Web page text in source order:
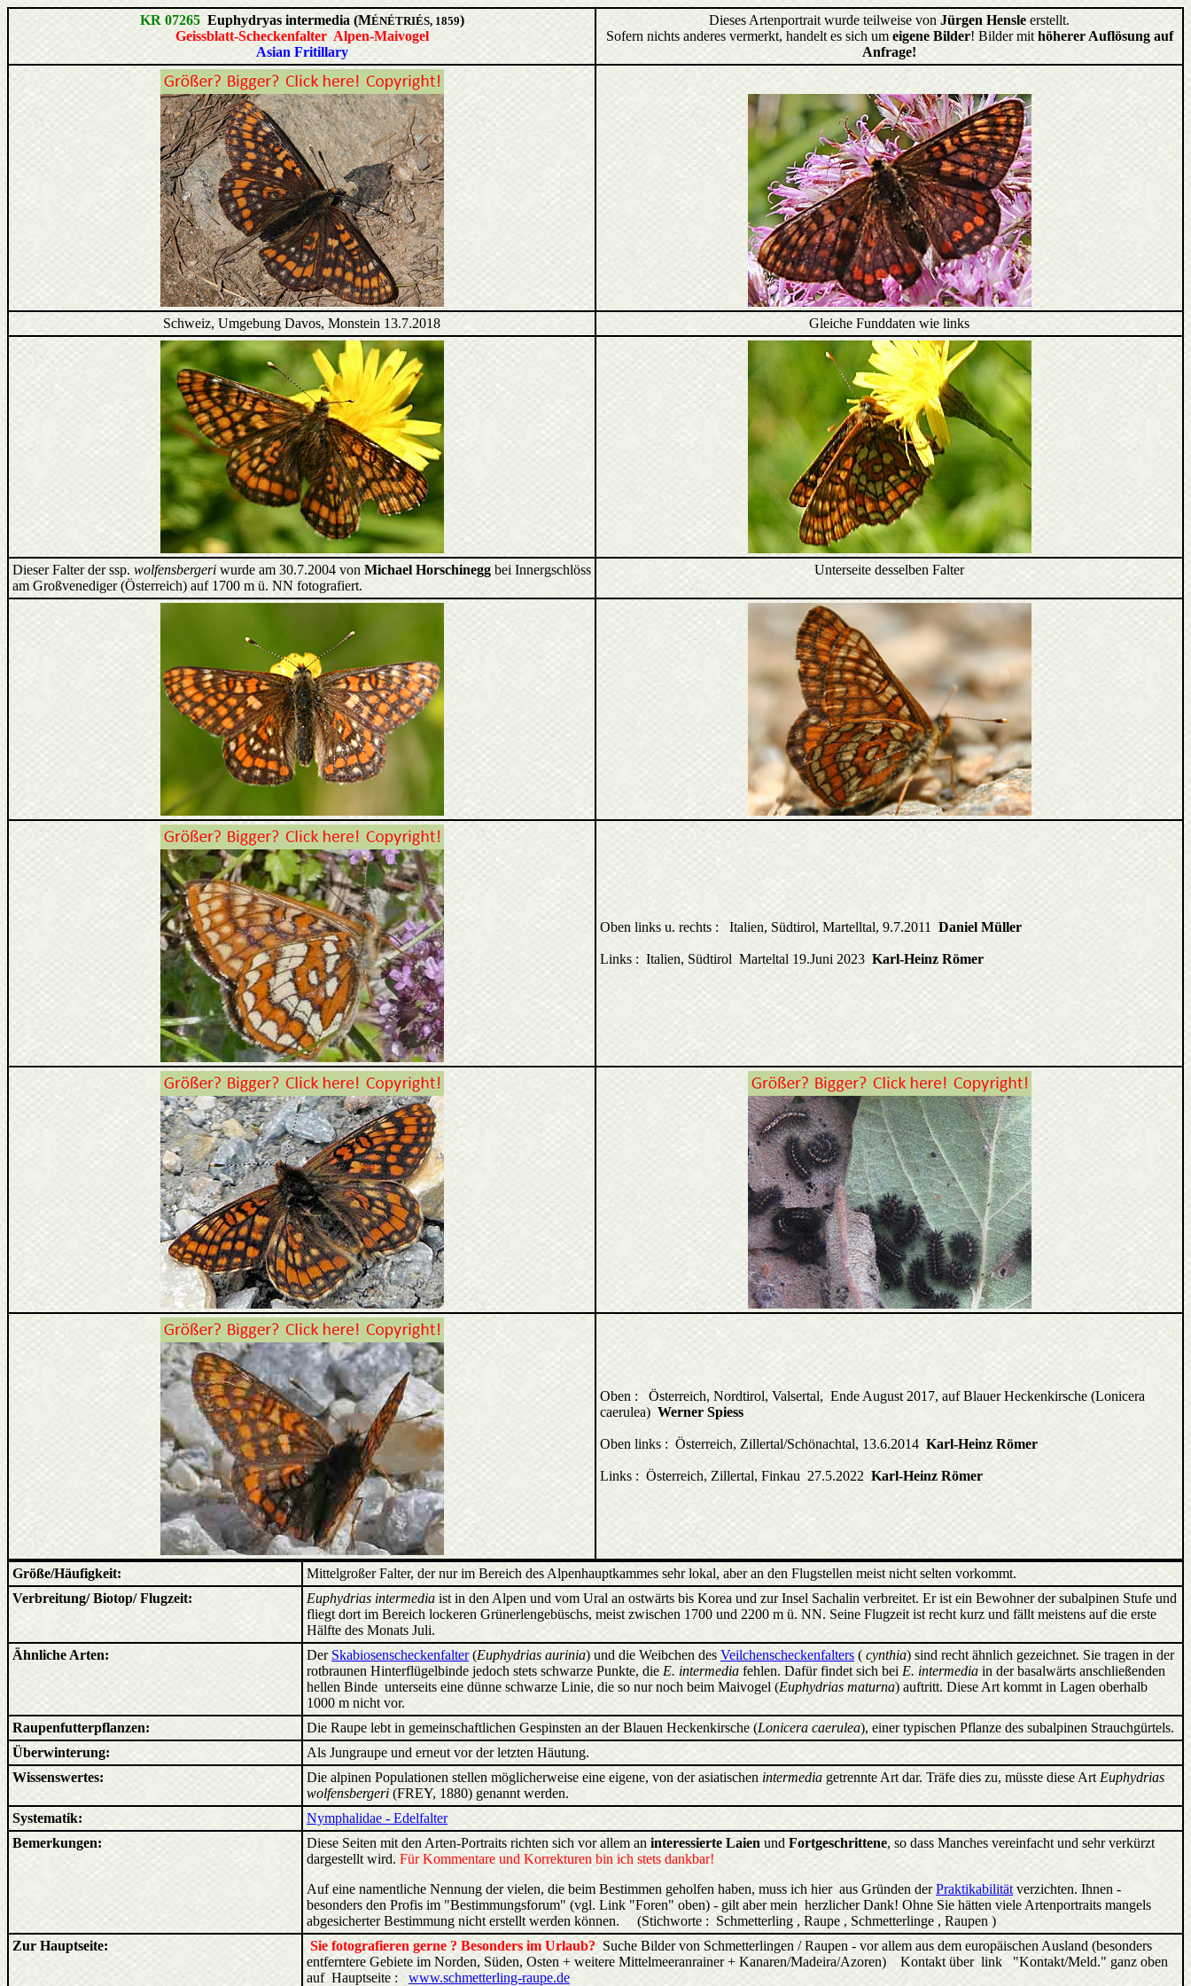
KR 07265 Euphydryas intermedia (MÉNÉTRIÉS, 1859)
Geissblatt-Scheckenfalter Alpen-Maivogel
Asian Fritillary
Dieses Artenportrait wurde teilweise von Jürgen Hensle erstellt.
Sofern nichts anderes vermerkt, handelt es sich um eigene Bilder! Bilder mit höherer Auflösung auf
Anfrage!
Schweiz, Umgebung Davos, Monstein 13.7.2018 Gleiche Funddaten wie links
Dieser Falter der ssp. wolfensbergeri wurde am 30.7.2004 von Michael Horschinegg bei Innergschlöss
am Großvenediger (Österreich) auf 1700 m ü. NN fotografiert.
Unterseite desselben Falter
Oben links u. rechts : Italien, Südtirol, Martelltal, 9.7.2011 Daniel Müller
Links : Italien, Südtirol Marteltal 19.Juni 2023 Karl-Heinz Römer
Oben : Österreich, Nordtirol, Valsertal, Ende August 2017, auf Blauer Heckenkirsche (Lonicera
caerulea) Werner Spiess
Oben links : Österreich, Zillertal/Schönachtal, 13.6.2014 Karl-Heinz Römer
Links : Österreich, Zillertal, Finkau 27.5.2022 Karl-Heinz Römer
Größe/Häufigkeit:
Mittelgroßer Falter, der nur im Bereich des Alpenhauptkammes sehr lokal, aber an den Flugstellen meist nicht selten vorkommt.
Verbreitung/ Biotop/ Flugzeit:
Euphydrias intermedia ist in den Alpen und vom Ural an ostwärts bis Korea und zur Insel Sachalin verbreitet. Er ist ein Bewohner der subalpinen Stufe und
fliegt dort im Bereich lockeren Grünerlengebüschs, meist zwischen 1700 und 2200 m ü. NN. Seine Flugzeit ist recht kurz und fällt meistens auf die erste
Hälfte des Monats Juli.
Ähnliche Arten:
Der Skabiosenscheckenfalter(Euphydrias aurinia) und die Weibchen des Veilchenscheckenfalters ( cynthia) sind recht ähnlich gezeichnet. Sie tragen in der
rotbraunen Hinterflügelbinde jedoch stets schwarze Punkte, die E. intermedia fehlen. Dafür findet sich bei E. intermedia in der basalwärts anschließenden
hellen Binde unterseits eine dünne schwarze Linie, die so nur noch beim Maivogel (Euphydrias maturna) auftritt. Diese Art kommt in Lagen oberhalb
1000 m nicht vor.
Raupenfutterpflanzen:
Die Raupe lebt in gemeinschaftlichen Gespinsten an der Blauen Heckenkirsche (Lonicera caerulea), einer typischen Pflanze des subalpinen Strauchgürtels.
Überwinterung:
Als Jungraupe und erneut vor der letzten Häutung.
Wissenswertes:
Die alpinen Populationen stellen möglicherweise eine eigene, von der asiatischen intermedia getrennte Art dar. Träfe dies zu, müsste diese Art Euphydrias
wolfensbergeri (FREY, 1880) genannt werden.
Systematik:
Nymphalidae - Edelfalter
Bemerkungen:
Diese Seiten mit den Arten-Portraits richten sich vor allem an interessierte Laien und Fortgeschrittene, so dass Manches vereinfacht und sehr verkürzt
dargestellt wird. Für Kommentare und Korrekturen bin ich stets dankbar!
Auf eine namentliche Nennung der vielen, die beim Bestimmen geholfen haben, muss ich hier aus Gründen derPraktikabilität verzichten. Ihnen -
besonders den Profis im "Bestimmungsforum" (vgl. Link "Foren" oben) - gilt aber mein herzlicher Dank! Ohne Sie hätten viele Artenportraits mangels
abgesicherter Bestimmung nicht erstellt werden können. (Stichworte : Schmetterling , Raupe , Schmetterlinge , Raupen )
Zur Hauptseite:
Sie fotografieren gerne ? Besonders im Urlaub? Suche Bilder von Schmetterlingen / Raupen - vor allem aus dem europäischen Ausland (besonders
entferntere Gebiete im Norden, Süden, Osten + weitere Mittelmeeranrainer + Kanaren/Madeira/Azoren) Kontakt über link "Kontakt/Meld." ganz oben
auf Hauptseite :
www.schmetterling-raupe.de